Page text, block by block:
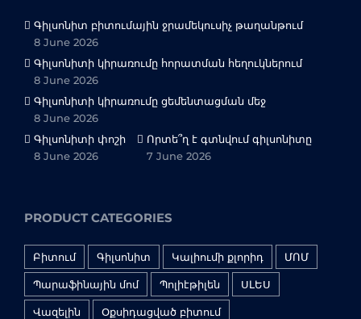
Գիլսոնիտ բիտումային ջրամեկուսիչ թաղանթում
8 June 2026
Գիլսոնիտի կիրառումը հորատման հեղուկներում
8 June 2026
Գիլսոնիտի կիրառումը ցեմենտացման մեջ
8 June 2026
Գիլսոնիտի փոշի
8 June 2026
Որտե՞ղ է գտնվում գիլսոնիտը
7 June 2026
PRODUCT CATEGORIES
Բիտում Գիլսոնիտ Կալիումի քլորիդ ՄՈՄ
Պարաֆինային մոմ Պոլիէթիլեն ՍԼԵՍ
Վազելին Օքսիդացված բիտում